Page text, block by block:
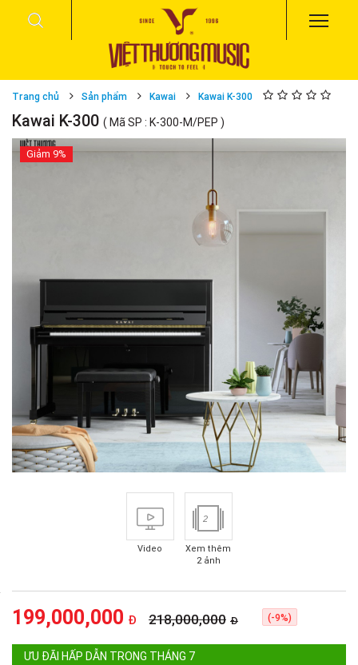
Trang chủ Sản phẩm Kawai Kawai K-300
Kawai K-300 ( Mã SP : K-300-M/PEP )
Giảm 9%
Video
2
Xem thêm
2 ảnh
199,000,000 Đ 218,000,000 Đ (-9%)
ƯU ĐÃI HẤP DẪN TRONG THÁNG 7